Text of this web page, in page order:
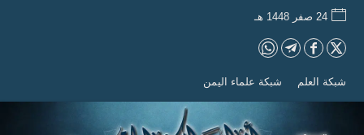
24 صفر 1448 هـ
شبكة العلم شبكة علماء اليمن